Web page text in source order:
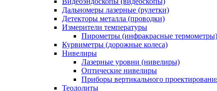
Дальномеры лазерные (рулетки)
Детекторы металла (проводки)
Измерители температуры
Пирометры (инфракрасные термометры)
Курвиметры (дорожные колеса)
Нивелиры
Лазерные уровни (нивелиры)
Оптические нивелиры
Приборы вертикального
Теодолиты